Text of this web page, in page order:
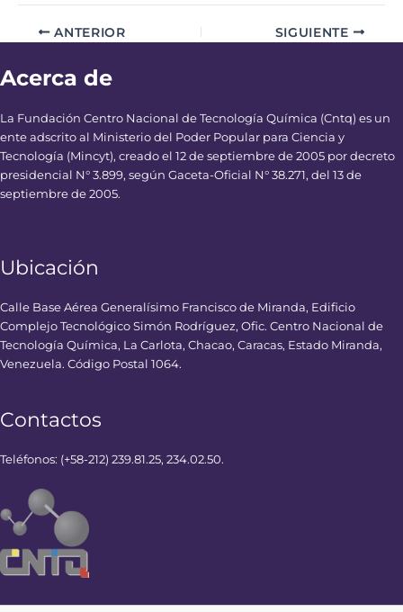
ANTERIOR SIGUIENTE
Acerca de
La Fundación Centro Nacional de Tecnología Química (Cntq) es un
ente adscrito al Ministerio del Poder Popular para Ciencia y
Tecnología (Mincyt), creado el 12 de septiembre de 2005 por decreto
presidencial N° 3.899, según Gaceta-Oficial N° 38.271, del 13 de
septiembre de 2005.
Ubicación
Calle Base Aérea Generalísimo Francisco de Miranda, Edificio
Complejo Tecnológico Simón Rodríguez, Ofic. Centro Nacional de
Tecnología Química, La Carlota, Chacao, Caracas, Estado Miranda,
Venezuela. Código Postal 1064.
Contactos
Teléfonos: (+58-212) 239.81.25, 234.02.50.